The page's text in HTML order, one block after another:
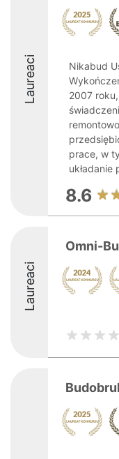
Laureaci
Nikabud
2007
prace, w
układanie
8.6
Laureaci
Omni-